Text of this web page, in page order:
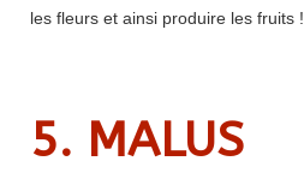
les fleurs et ainsi produire les fruits !
5. MALUS